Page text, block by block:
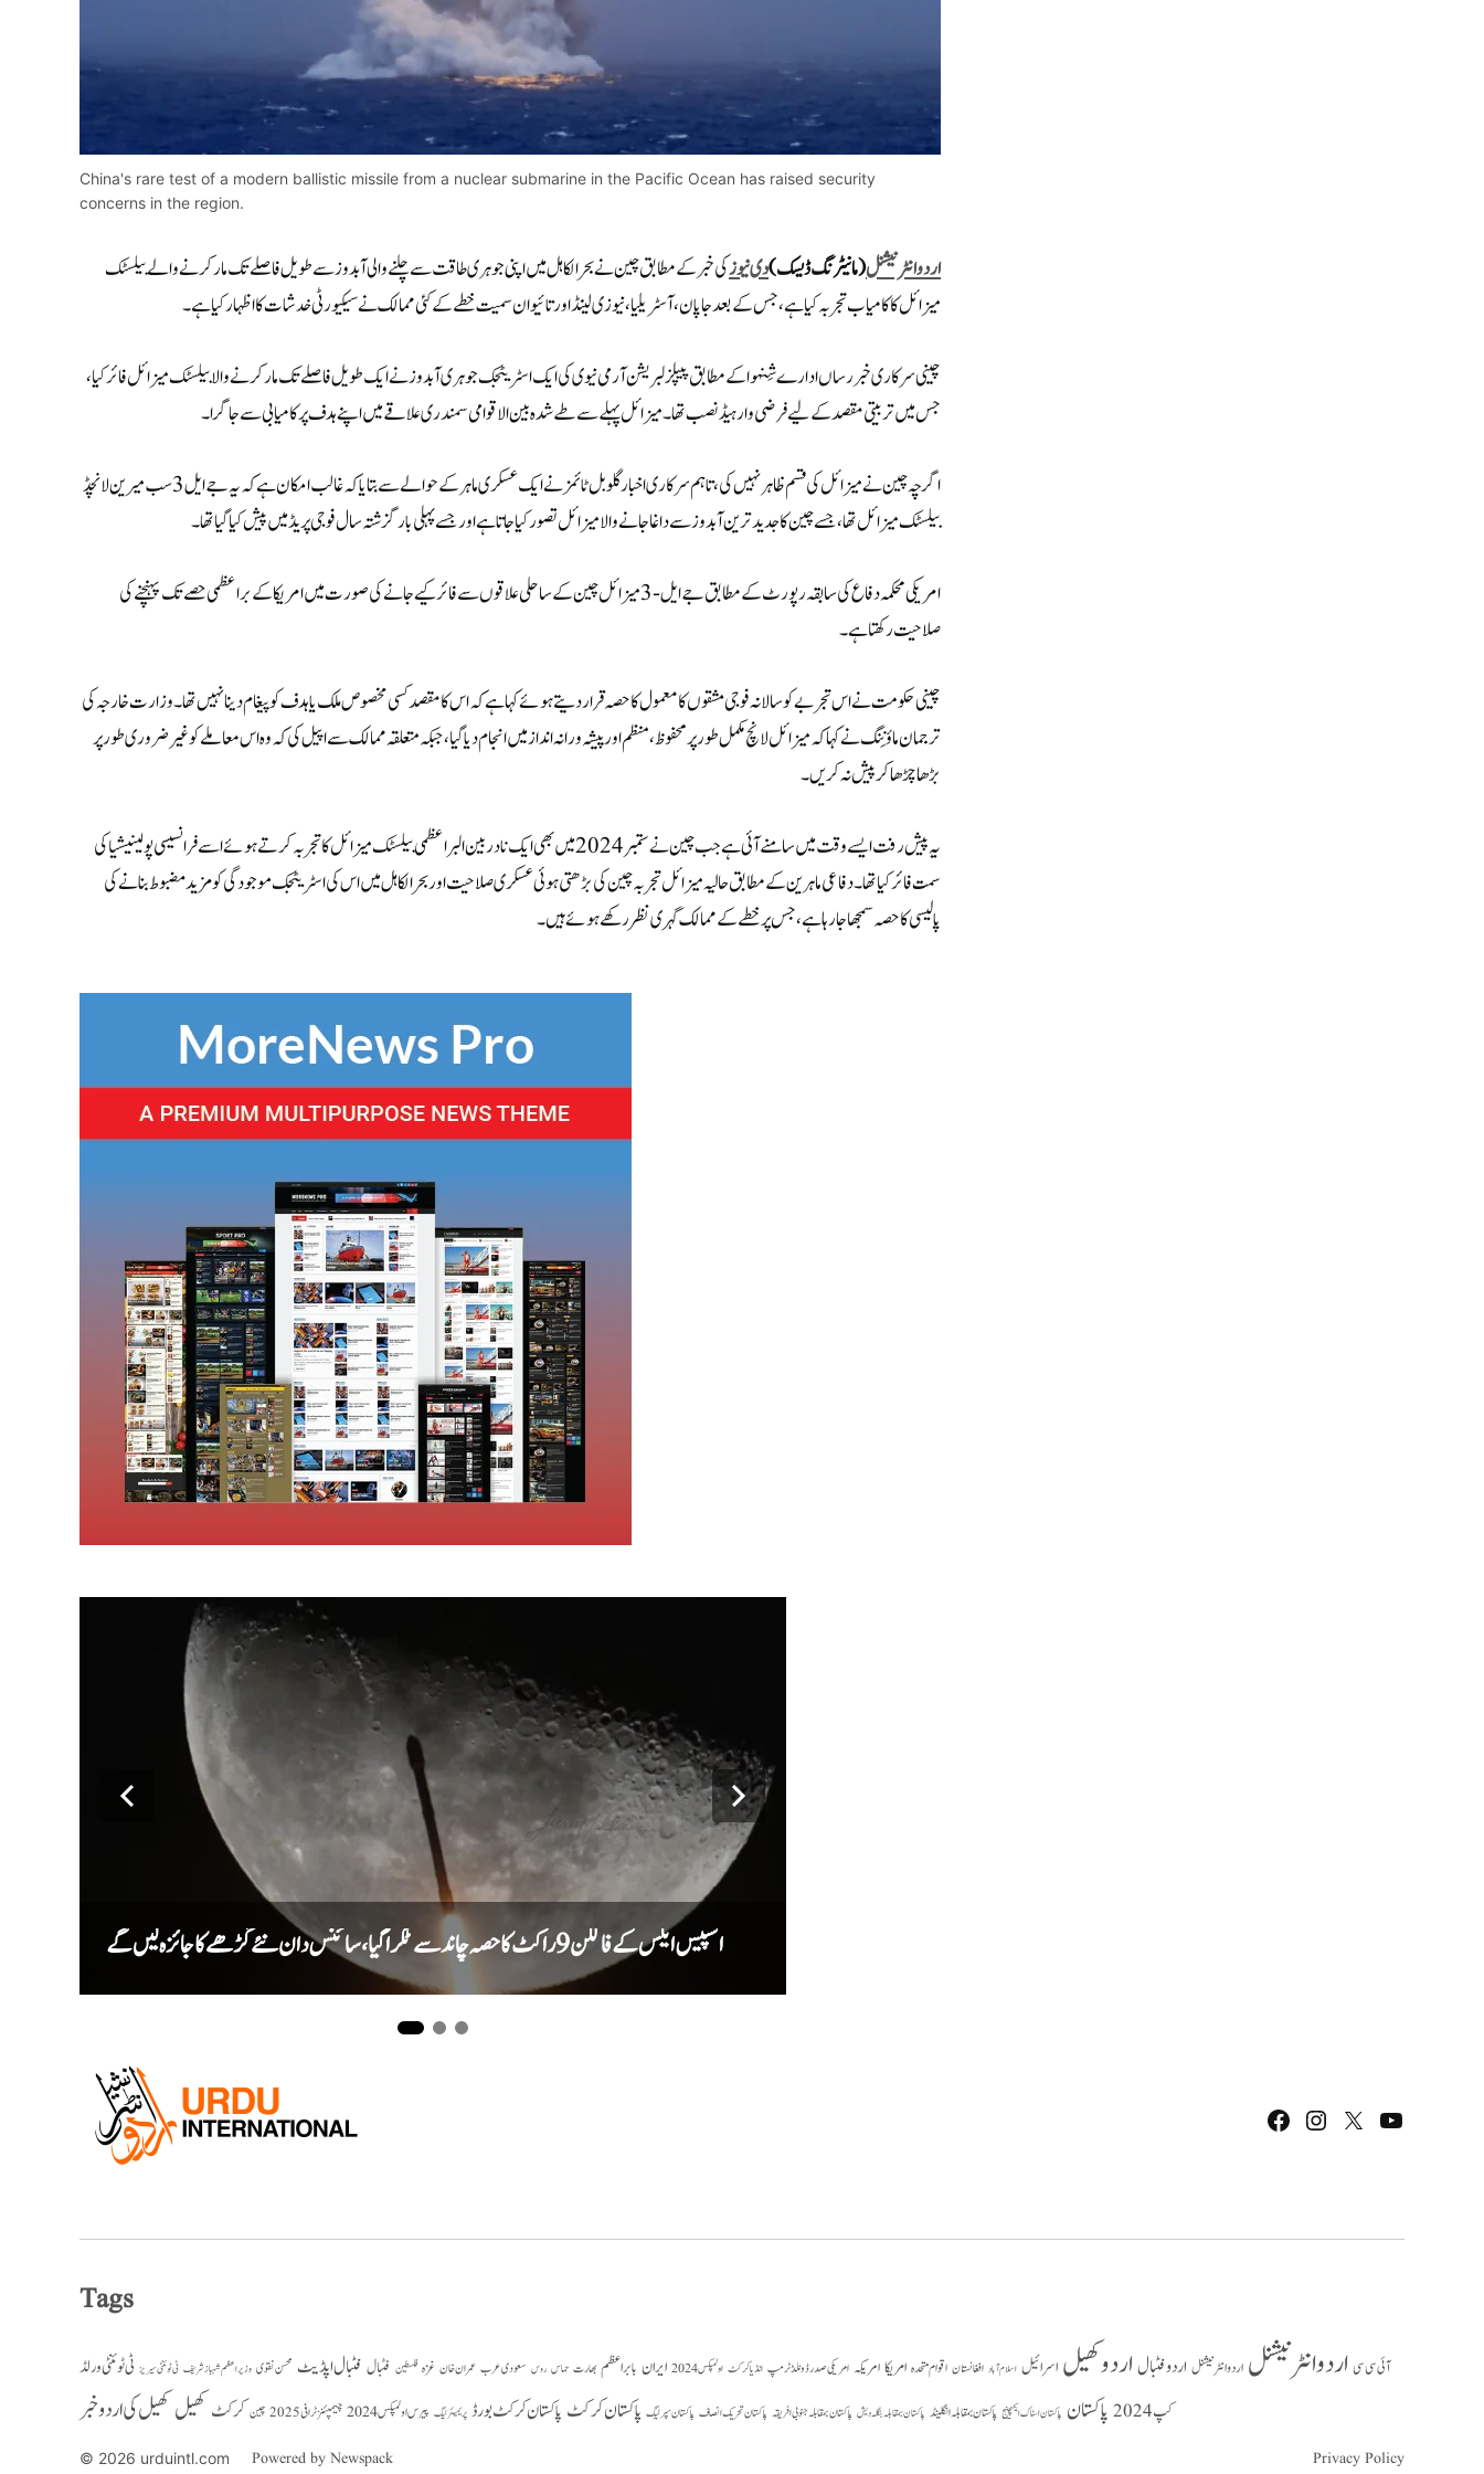
China's rare test of a modern ballistic missile from a nuclear submarine in the Pacific Ocean has raised security
concerns in the region.
اردو انٹرنیشنل(مانیٹرنگ ڈیسک)دی نیوزکی خبر کے مطابق چین نے بحرالکاہل میں اپنی جوہری طاقت سے چلنے والی آبدوز سے طویل فاصلے تک مار کرنے والے بیلسٹک
میزائل کا کامیاب تجربہ کیا ہے، جس کے بعد جاپان، آسٹریلیا، نیوزی لینڈ اور تائیوان سمیت خطے کے کئی ممالک نے سیکیورٹی خدشات کا اظہار کیا ہے۔
چینی سرکاری خبر رساں ادارے شِنہوا کے مطابق پیپلز لبریشن آرمی نیوی کی ایک اسٹریٹجک جوہری آبدوز نے ایک طویل فاصلے تک مار کرنے والا بیلسٹک میزائل فائر کیا،
جس میں تربیتی مقصد کے لیے فرضی وار ہیڈ نصب تھا۔ میزائل پہلے سے طے شدہ بین الاقوامی سمندری علاقے میں اپنے ہدف پر کامیابی سے جا گرا۔
اگرچہ چین نے میزائل کی قسم ظاہر نہیں کی، تاہم سرکاری اخبار گلوبل ٹائمز نے ایک عسکری ماہر کے حوالے سے بتایا کہ غالب امکان ہے کہ یہ جے ایل 3 سب میرین لانچڈ
بیلسٹک میزائل تھا، جسے چین کا جدید ترین آبدوز سے داغا جانے والا میزائل تصور کیا جاتا ہے اور جسے پہلی بار گزشتہ سال فوجی پریڈ میں پیش کیا گیا تھا۔
امریکی محکمہ دفاع کی سابقہ رپورٹ کے مطابق جے ایل -3 میزائل چین کے ساحلی علاقوں سے فائر کیے جانے کی صورت میں امریکا کے براعظمی حصے تک پہنچنے کی
صلاحیت رکھتا ہے۔
چینی حکومت نے اس تجربے کو سالانہ فوجی مشقوں کا معمول کا حصہ قرار دیتے ہوئے کہا ہے کہ اس کا مقصد کسی مخصوص ملک یا ہدف کو پیغام دینا نہیں تھا۔ وزارت خارجہ کی
ترجمان ماؤ نِنگ نے کہا کہ میزائل لانچ مکمل طور پر محفوظ، منظم اور پیشہ ورانہ انداز میں انجام دیا گیا، جبکہ متعلقہ ممالک سے اپیل کی کہ وہ اس معاملے کو غیر ضروری طور پر
بڑھا چڑھا کر پیش نہ کریں۔
یہ پیش رفت ایسے وقت میں سامنے آئی ہے جب چین نے ستمبر 2024 میں بھی ایک نادر بین البراعظمی بیلسٹک میزائل کا تجربہ کرتے ہوئے اسے فرانسیسی پولینیشیا کی
سمت فائر کیا تھا۔ دفاعی ماہرین کے مطابق حالیہ میزائل تجربہ چین کی بڑھتی ہوئی عسکری صلاحیت اور بحرالکاہل میں اس کی اسٹریٹجک موجودگی کو مزید مضبوط بنانے کی
پالیسی کا حصہ سمجھا جا رہا ہے، جس پر خطے کے ممالک گہری نظر رکھے ہوئے ہیں۔
اسپیس ایکس کے فالکن 9 راکٹ کا حصہ چاند سے ٹکرا گیا، سائنس دان نئے گڑھے کا جائزہ لیں گے
Facebook
Instagram
TwitterYoutube
Tags
آئی سی سی اردو انٹرنیشنل اردو انٹر نیشنل اردو فٹبالاردو کھیل اسرائیل اسلام آباد افغانستان اقوام متحدہ امریکاامریکہ امریکی صدر ڈونلڈ ٹرمپ انڈیا کرکٹ اولمپکس 2024 ایران بابر اعظم بھارت حماس روس سعودی عرب عمران خان غزہ فلسطین فٹبال فٹبال اپڈیٹ محسن نقوی وزیراعظم شہباز شریف ٹی ٹوئنٹی سیریز ٹی ٹوئنٹی ورلڈ
کپ 2024
پاکستان پاکستان اسٹاک ایکسچینج پاکستان بمقابلہ انگلینڈ پاکستان بمقابلہ بنگلہ دیش پاکستان بمقابلہ جنوبی افریقہ پاکستان تحریک انصاف پاکستان سپر لیگ پاکستان کرکٹ پاکستان کرکٹ بورڈ پریمیئر لیگ پیرس اولمپکس 2024 چیمپئنز ٹرافی 2025 چین کرکٹ کھیل کھیل کی اردو خبر
© 2026 urduintl.com Powered by Newspack Privacy Policy